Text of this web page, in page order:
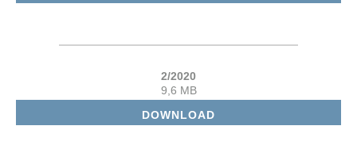
DOWNLOAD
2/2020
9,6 MB